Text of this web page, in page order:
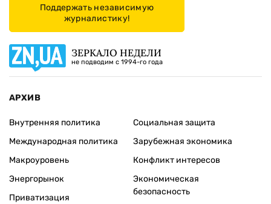
Поддержать независимую
журналистику!
ЗЕРКАЛО НЕДЕЛИ
не подводим с 1994-го года
АРХИВ
Внутренняя политика
Международная политика
Макроуровень
Энергорынок
Приватизация
Социальная защита
Зарубежная экономика
Конфликт интересов
Экономическая
безопасность